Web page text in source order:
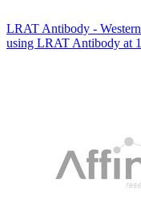
LRAT Antibody -
using LRAT Antibody at